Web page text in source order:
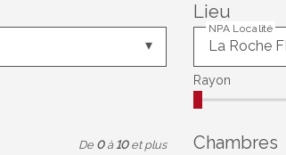
Lieu
NPA Localité
Rayon
De 0 à 10 et plus Chambres